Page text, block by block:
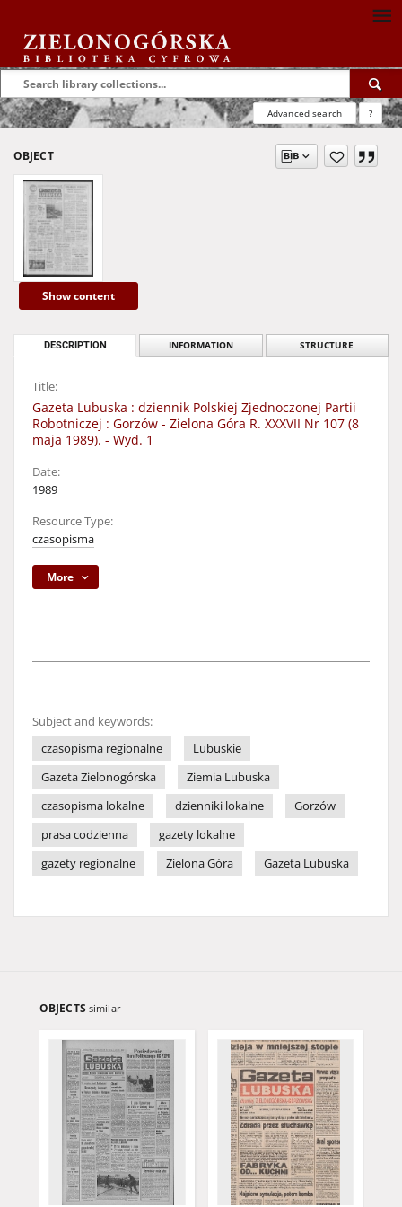
Advanced search ?
OBJECT
Show content
DESCRIPTION INFORMATION STRUCTURE
Title:
Gazeta Lubuska : dziennik Polskiej Zjednoczonej Partii
Robotniczej : Gorzów - Zielona Góra R. XXXVII Nr 107 (8
maja 1989). - Wyd. 1
Date:
1989
Resource Type:
czasopisma
More
Subject and keywords:
czasopisma regionalne
Lubuskie
Gazeta Zielonogórska
Ziemia Lubuska
czasopisma lokalne
dzienniki lokalne
Gorzów
prasa codzienna
gazety lokalne
gazety regionalne
Zielona Góra Gazeta Lubuska
OBJECTS similar